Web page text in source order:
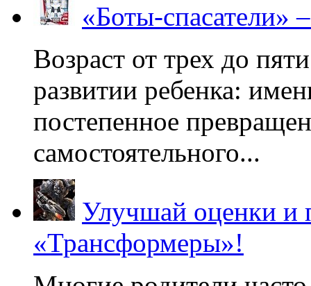
«Боты-спасатели»
Возраст от трех до
развитии ребенка:
постепенное
самостоятельного...
Улучшай оценки и
«Трансформеры»!